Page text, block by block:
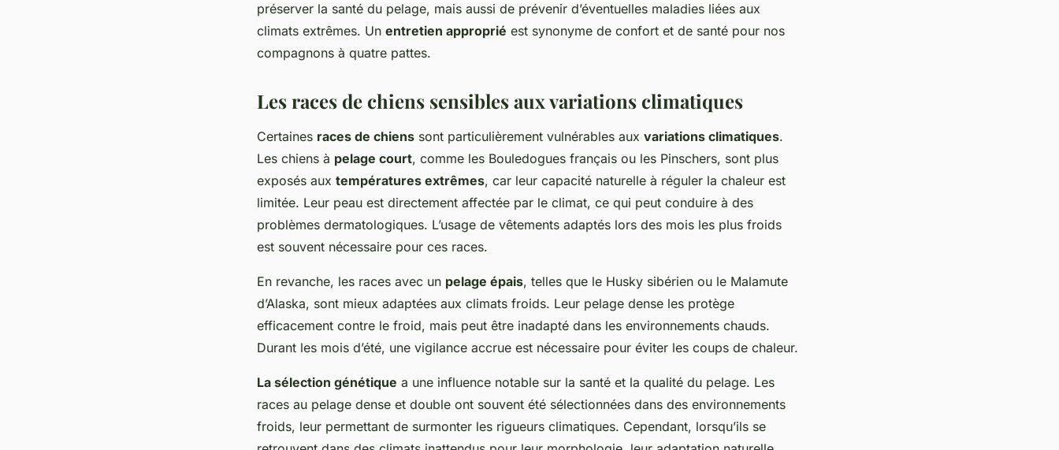
préserver la santé du pelage, mais aussi de prévenir d’éventuelles maladies liées aux
climats extrêmes. Un entretien approprié est synonyme de confort et de santé pour nos
compagnons à quatre pattes.
Les races de chiens sensibles aux variations climatiques
Certaines races de chiens sont particulièrement vulnérables aux variations climatiques.
Les chiens à pelage court, comme les Bouledogues français ou les Pinschers, sont plus
exposés aux températures extrêmes, car leur capacité naturelle à réguler la chaleur est
limitée. Leur peau est directement affectée par le climat, ce qui peut conduire à des
problèmes dermatologiques. L’usage de vêtements adaptés lors des mois les plus froids
est souvent nécessaire pour ces races.
En revanche, les races avec un pelage épais, telles que le Husky sibérien ou le Malamute
d’Alaska, sont mieux adaptées aux climats froids. Leur pelage dense les protège
efficacement contre le froid, mais peut être inadapté dans les environnements chauds.
Durant les mois d’été, une vigilance accrue est nécessaire pour éviter les coups de chaleur.
La sélection génétique a une influence notable sur la santé et la qualité du pelage. Les
races au pelage dense et double ont souvent été sélectionnées dans des environnements
froids, leur permettant de surmonter les rigueurs climatiques. Cependant, lorsqu’ils se